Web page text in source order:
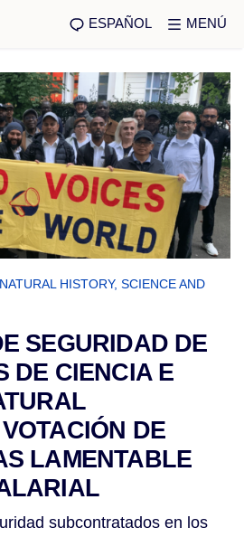
ESPAÑOL MENÚ
NATURAL HISTORY, SCIENCE AND
SEGURIDAD DE
DE CIENCIA E
DE
LAMENTABLE
subcontratados en los